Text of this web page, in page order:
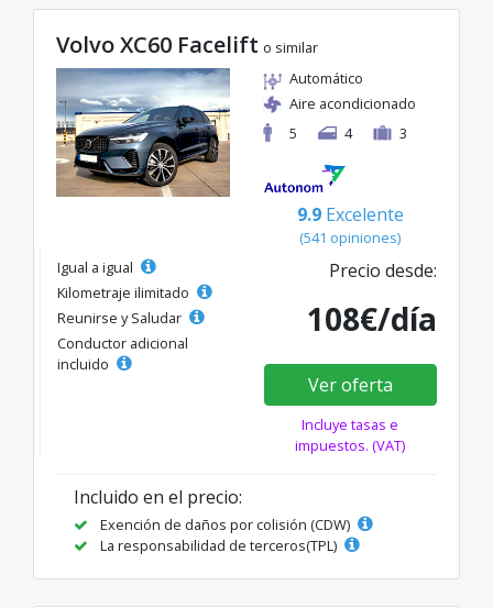
Volvo XC60 Facelift o similar
Automático
Aire acondicionado
5
4 3
9.9 Excelente
(541 opiniones)
Igual a igual
Kilometraje ilimitado
Reunirse y Saludar
Conductor adicional
incluido
Precio desde:
108€/día
Ver oferta
Incluye tasas e
impuestos. (VAT)
Incluido en el precio:
Exención de daños por colisión (CDW)
La responsabilidad de terceros(TPL)